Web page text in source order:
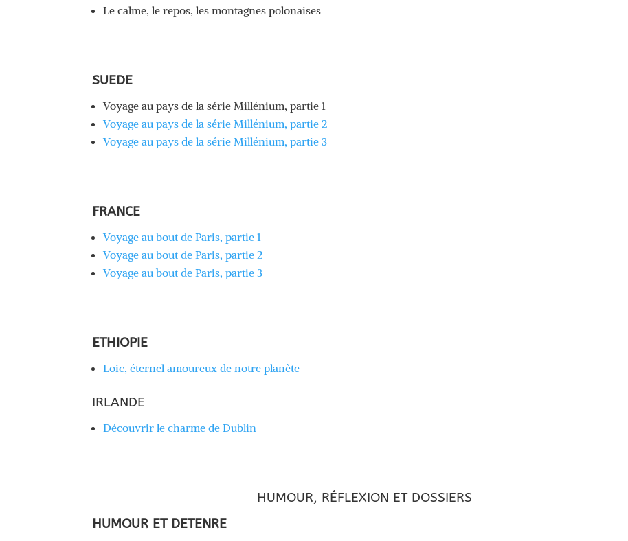
Le calme, le repos, les montagnes polonaises
SUEDE
Voyage au pays de la série Millénium, partie 1
Voyage au pays de la série Millénium, partie 2
Voyage au pays de la série Millénium, partie 3
FRANCE
Voyage au bout de Paris, partie 1
Voyage au bout de Paris, partie 2
Voyage au bout de Paris, partie 3
ETHIOPIE
Loic, éternel amoureux de notre planète
IRLANDE
Découvrir le charme de Dublin
HUMOUR, RÉFLEXION ET DOSSIERS
HUMOUR ET DETENRE